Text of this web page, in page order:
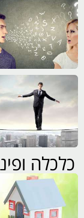
כלכלה